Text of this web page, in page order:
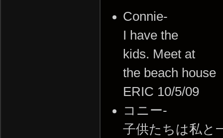
Connie-
I have the
kids. Meet at
the beach house
ERIC 10/5/09
コニー-
子供たちは私と